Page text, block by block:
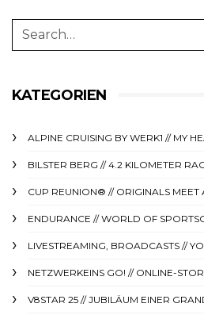
KATEGORIEN
ALPINE CRUISING BY WERK1 // MY
BILSTER BERG // 4.2 KILOMETER
CUP REUNION® // ORIGINALS MEET
ENDURANCE // WORLD OF
LIVESTREAMING, BROADCASTS //
NETZWERKEINS GO! // ONLINE-
V8STAR 25 // JUBILÄUM EINER